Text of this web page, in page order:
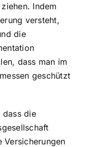
Indem
versteht,
die
dass man im
geschützt
dass die
Versicherungen